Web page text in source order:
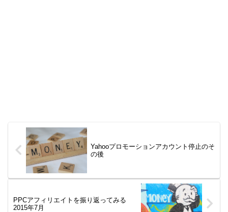
Yahooプロモーションアカウント停止のそ
の後
PPCアフィリエイトを振り返ってみる
2015年7月